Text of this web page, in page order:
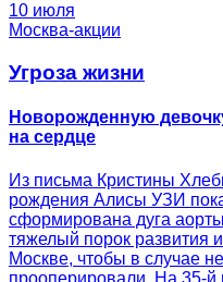
10 июля
Москва-акции
Угроза жизни
Новорожденную
на сердце
Из письма Кристины
рождения Алисы УЗИ
сформирована дуга
тяжелый порок развития
Москве, чтобы в случае
прооперировали. На 35-й